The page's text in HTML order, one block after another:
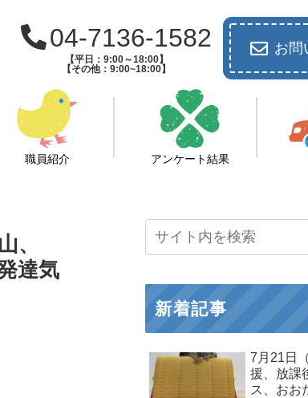
04-7136-1582
【平日：9:00～18:00】
【その他：9:00~18:00】
お問
職員紹介 アンケート結果
、
達気
新着記事
7月21日
援、放課
ス、おお